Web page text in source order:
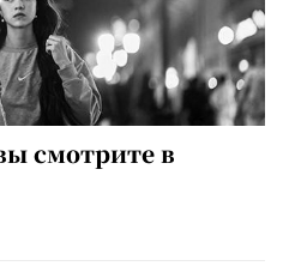
смотрите в